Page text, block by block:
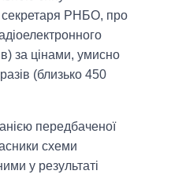
секретаря РНБО, про
за цінами, умисно
(близько 450
передбаченої
схеми
у результаті